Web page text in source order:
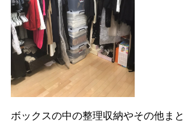
ボックスの中の整理収納やその他まと